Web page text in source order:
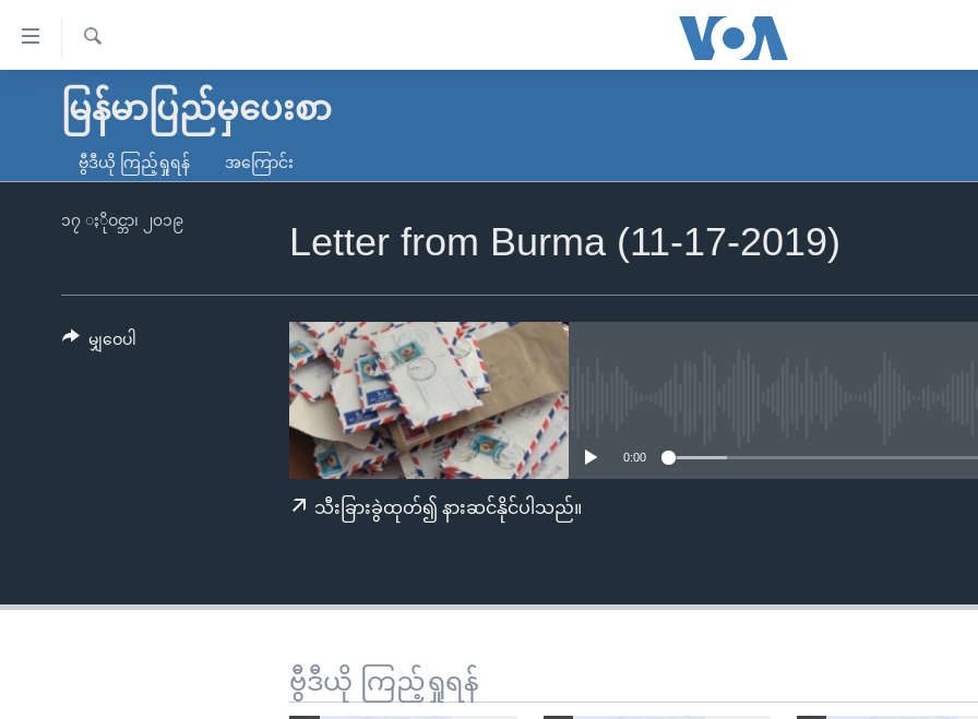
လွယ်ကူ
သည့်
ကျော်
မူလစာမျက်နှာ
ကမ္ဘာ့သတင်းများ
နိုင်ငံတကာ
တရုတ်
အစ္စရေး-ပါလက်စတိုင်း
ရပ်ဝန်းတခု လမ်းတခု အလွန်
အင်္ဂလိပ်စာလေ့လာမယ်
ရှာဖွေ
ရ
လာ
မြန်မာပြည်မှပေးစာ
ဗွီဒီယို ကြည့်ရှုရန် အကြောင်း
Letter from Burma (11-17-2019)
၁၇ ႏိုဝင္ဘာ၊ ၂၀၁၉
0:00
သီးခြားခွဲထုတ်၍ နားဆင်နိုင်ပါသည်။
မျှဝေပါ
ဗွီဒီယို ကြည့်ရှုရန်